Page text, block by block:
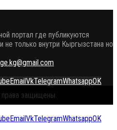
портал где публикуются
не только внутри Кыргызстана но
EmailVkTelegramWhatsappOK
защищены.
EmailVkTelegramWhatsappOK